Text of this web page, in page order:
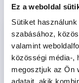
Ez a weboldal
Sütiket
szabásához,
valamint
közösségi média-,
megosztjuk az Ön